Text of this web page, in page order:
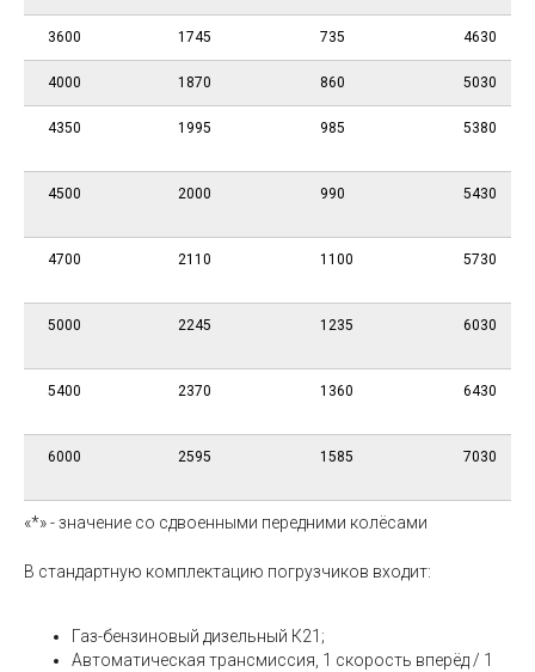
3600 1745 735 4630
4000 1870 860 5030
4350 1995 985 5380
4500 2000 990 5430
4700 2110 1100 5730
5000 2245 1235 6030
5400 2370 1360 6430
6000 2595 1585 7030
«*» - значение со сдвоенными передними колёсами
В стандартную комплектацию погрузчиков входит:
Газ-бензиновый дизельный К21;
Автоматическая трансмиссия, 1 скорость вперёд / 1